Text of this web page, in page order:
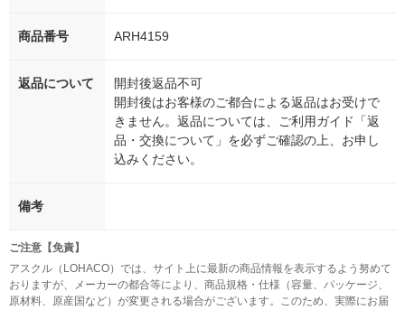
商品番号 ARH4159
返品について
開封後返品不可
開封後はお客様のご都合による返品はお受けで
きません。返品については、ご利用ガイド「返
品・交換について」を必ずご確認の上、お申し
込みください。
備考
ご注意【免責】
アスクル（LOHACO）では、サイト上に最新の商品情報を表示するよう努めて
おりますが、メーカーの都合等により、商品規格・仕様（容量、パッケージ、
原材料、原産国など）が変更される場合がございます。このため、実際にお届